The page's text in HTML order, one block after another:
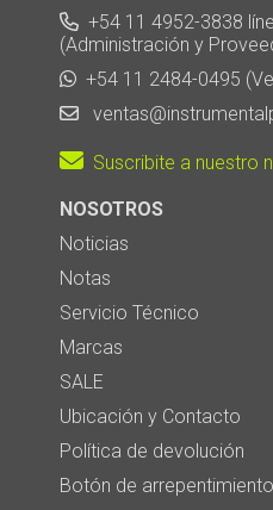
+54 11 4952-3838
(Administración y
+54 11 2484-0495
Suscribite a nuestro
NOSOTROS
Noticias
Notas
Servicio Técnico
Marcas
SALE
Ubicación y Contacto
Política de devolución
Botón de arrepentimiento